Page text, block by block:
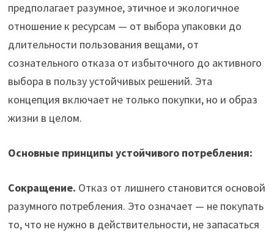
предполагает разумное, этичное и экологичное
отношение к ресурсам — от выбора упаковки до
длительности пользования вещами, от
сознательного отказа от избыточного до активного
выбора в пользу устойчивых решений. Эта
концепция включает не только покупки, но и образ
жизни в целом.
Основные принципы устойчивого потребления:
Сокращение. Отказ от лишнего становится основой
разумного потребления. Это означает — не покупать
то, что не нужно в действительности, не запасаться